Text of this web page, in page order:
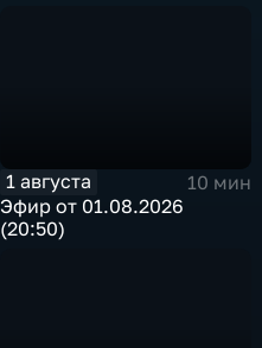
1 августа
10 мин
Эфир от 01.08.2026
(20:50)